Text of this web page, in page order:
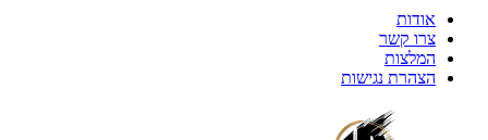
אודות
צרו קשר
המלצות
הצהרת נגישות